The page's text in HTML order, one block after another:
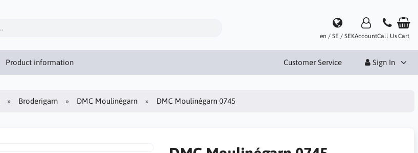
en / SE / SEKAccountCall UsCart
Product information Customer Service Sign In
Broderigarn DMC Moulinégarn DMC Moulinégarn 0745